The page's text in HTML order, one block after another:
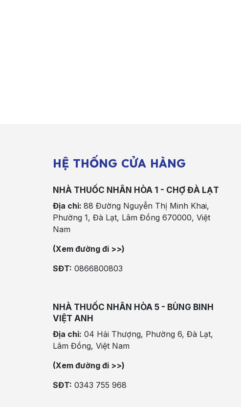
HỆ THỐNG CỬA HÀNG
NHÀ THUỐC NHÂN HÒA 1 - CHỢ ĐÀ LẠT
Địa chỉ: 88 Đường Nguyễn Thị Minh Khai,
Phường 1, Đà Lạt, Lâm Đồng 670000, Việt
Nam
(Xem đường đi >>)
SĐT: 0866800803
NHÀ THUỐC NHÂN HÒA 5 - BÙNG BINH
VIỆT ANH
Địa chỉ: 04 Hải Thượng, Phường 6, Đà Lạt,
Lâm Đồng, Việt Nam
(Xem đường đi >>)
SĐT: 0343 755 968